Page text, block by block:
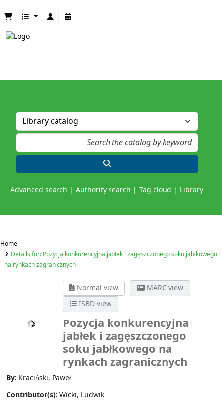
Advanced search Authority search Tag cloud Library
Home
Details for: Pozycja konkurencyjna jabłek i zagęszczonego soku jabłkowego
na rynkach zagranicznych
Normal view
MARC view
ISBD view
Pozycja konkurencyjna
jabłek i zagęszczonego
soku jabłkowego na
rynkach zagranicznych
By: Kraciński, Paweł
Contributor(s): Wicki, Ludwik